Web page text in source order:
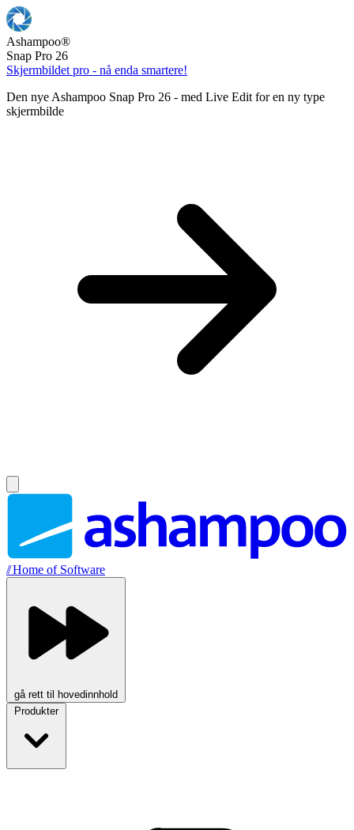
Ashampoo®
Snap Pro 26
Skjermbildet pro - nå enda smartere!
Den nye Ashampoo Snap Pro 26 - med Live Edit for en ny type
skjermbilde
//Home of Software
gå rett til hovedinnhold
Produkter